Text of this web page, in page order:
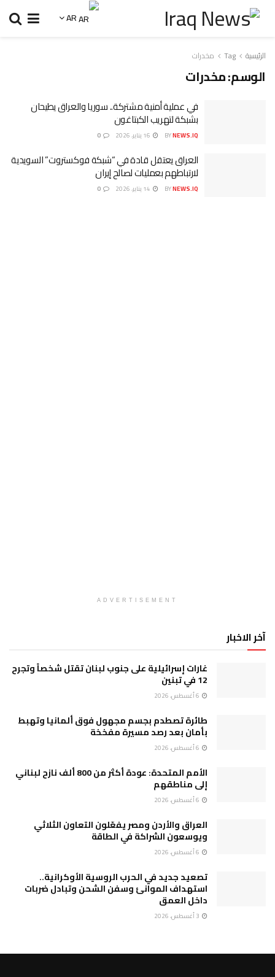
AR
الرئيسية Tag مخدرات
الوسم:مخدرات
في عملية أمنية مشتركة.. سوريا والعراق يطيحان
بشبكة لتهريب الكبتاغون
BYNEWS.IQ
العراق يعتقل قادة في “شبكة فوكستروت” السويدية
لارتباطهم بعمليات لصالح إيران
BYNEWS.IQ
ADVERTISEMENT
آخر الاخبار
غارات إسرائيلية على جنوب لبنان تقتل شخصاً وتجرح
12 في تبنين
طائرة تصطدم بجسم مجهول فوق ألمانيا وتهبط
بأمان بعد رصد مسيرة مفخخة
الأمم المتحدة: عودة أكثر من 800 ألف نازح لبناني
إلى مناطقهم
العراق والأردن ومصر يفعّلون التعاون الثلاثي
ويوسعون الشراكة في الطاقة
تصعيد جديد في الحرب الروسية الأوكرانية..
استهداف الموانئ وسفن الشحن وتبادل ضربات
داخل العمق